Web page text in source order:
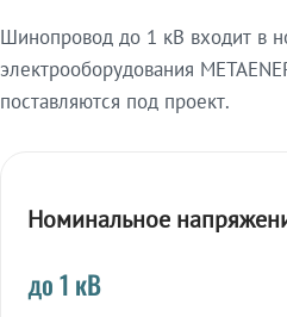
Шинопровод до 1 кВ входит в
электрооборудования
поставляются под проект.
Номинальное
до 1 кВ